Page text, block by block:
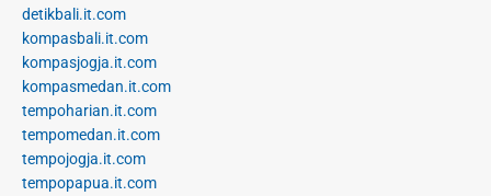
detikbali.it.com
kompasbali.it.com
kompasjogja.it.com
kompasmedan.it.com
tempoharian.it.com
tempomedan.it.com
tempojogja.it.com
tempopapua.it.com